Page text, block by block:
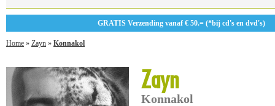
GRATIS Verzending vanaf € 50.= (*bij cd's en dvd's)
Home » Zayn » Konnakol
Zayn
Konnakol